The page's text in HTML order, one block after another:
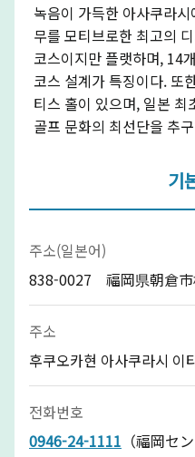
녹음이 가득한 아사쿠라
무를 모티브로한 최고의
코스이지만 플랫하며, 14
코스 설계가 특징이다. 또
티스 홀이 있으며, 일본
골프 문화의 최선단을 추
기
주소(일본어)
838-0027 福岡県朝倉市
주소
후쿠오카현 아사쿠라시 이
전화번호
0946-24-1111 （福岡セ